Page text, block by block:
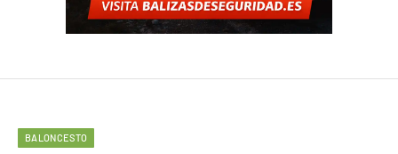
BALONCESTO